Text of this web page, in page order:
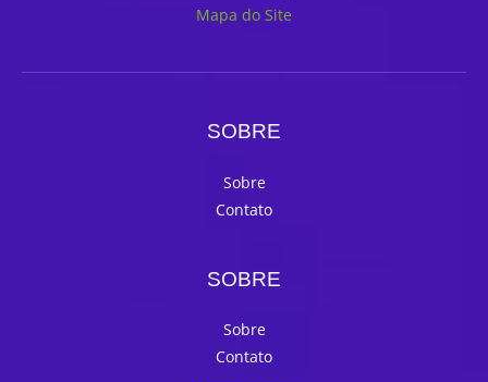
Mapa do Site
SOBRE
Sobre
Contato
SOBRE
Sobre
Contato